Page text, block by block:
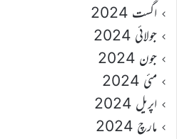
اگست 2024
جولائی 2024
جون 2024
مئی 2024
اپریل 2024
مارچ 2024